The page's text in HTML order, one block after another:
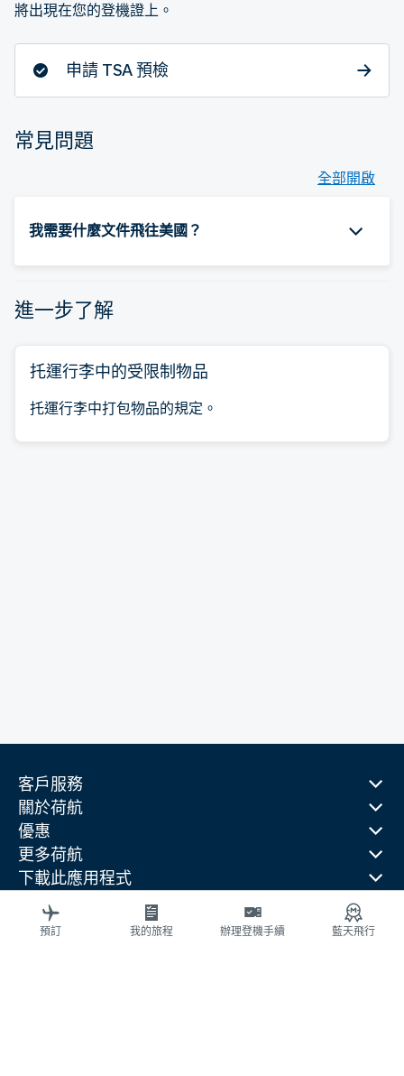
將出現在您的登機證上。
申請 TSA 預檢
常見問題
全部開啟
我需要什麼文件飛往美國？
進一步了解
托運行李中的受限制物品
托運行李中打包物品的規定。
客戶服務
關於荷航
優惠
更多荷航
下載此應用程式
相關網站
旅行指南
預訂 我的旅程 辦理登機手續 藍天飛行